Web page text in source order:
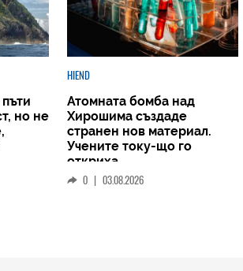
но не
HIEND
Атомната бомба над
Хирошима създаде
странен нов материал.
Учените току-що го
откриха
0 | 03.08.2026